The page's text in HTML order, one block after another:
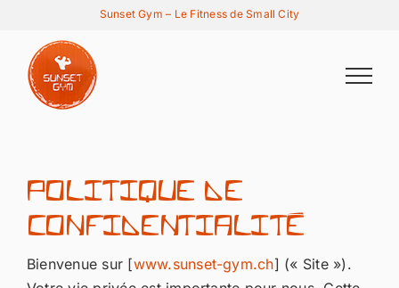
contenu
Sunset Gym – Le Fitness de Small City
Politique de
confidentialité
Bienvenue sur [www.sunset-gym.ch] (« Site »).